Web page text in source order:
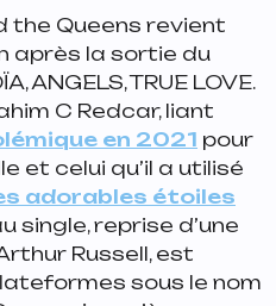
the Queens revient
après la sortie du
ANGELS, TRUE LOVE.
C Redcar, liant
en 2021 pour
et celui qu’il a utilisé
adorables étoiles
single, reprise d’une
Russell, est
sous le nom